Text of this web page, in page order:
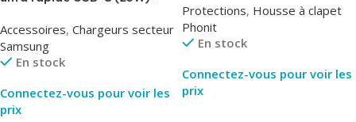
TA800
Accessoires, Chargeurs secteur
Samsung
En stock
Connectez-vous pour voir les
prix
Protections, Housse à clapet
Phonit
En stock
Connectez-vous pour voir les
prix